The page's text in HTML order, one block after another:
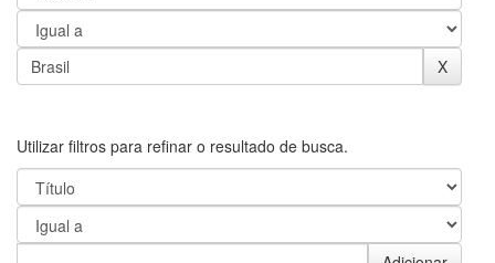
Utilizar filtros para refinar o resultado de busca.